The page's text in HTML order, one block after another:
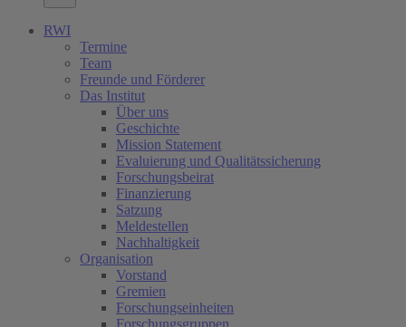
RWI
Termine
Team
Freunde und Förderer
Das Institut
Über uns
Geschichte
Mission Statement
Evaluierung und Qualitätssicherung
Forschungsbeirat
Finanzierung
Satzung
Meldestellen
Nachhaltigkeit
Organisation
Vorstand
Gremien
Forschungseinheiten
Forschungsgruppen